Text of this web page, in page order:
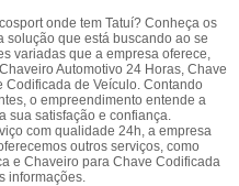
onde tem Tatuí? Conheça os
solução que está buscando ao se
variadas que a empresa oferece,
Automotivo 24 Horas, Chave
de Veículo. Contando
o empreendimento entende a
sua satisfação e confiança.
com qualidade 24h, a empresa
outros serviços, como
e Chaveiro para Chave Codificada
informações.